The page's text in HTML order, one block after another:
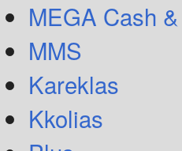
MEGA Cash
MMS
Kareklas
Kkolias